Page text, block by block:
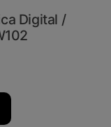
Digital /